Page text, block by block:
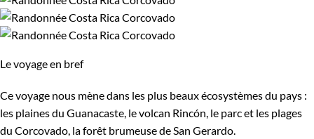
De 1 250 à 2 000 $CAD
Le voyage en bref
Ce voyage nous mène dans les plus beaux écosystèmes du pays :
les plaines du Guanacaste, le volcan Rincón, le parc et les plages
du Corcovado, la forêt brumeuse de San Gerardo.